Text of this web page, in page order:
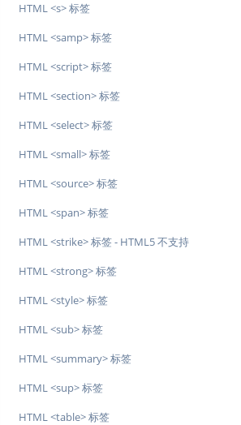
HTML <s> 标签
HTML <samp> 标签
HTML <script> 标签
HTML <section> 标签
HTML <select> 标签
HTML <small> 标签
HTML <source> 标签
HTML <span> 标签
HTML <strike> 标签 - HTML5 不支持
HTML <strong> 标签
HTML <style> 标签
HTML <sub> 标签
HTML <summary> 标签
HTML <sup> 标签
HTML <table> 标签